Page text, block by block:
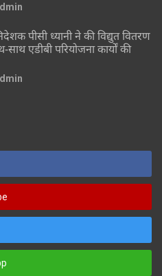
पीसी ध्यानी ने की विद्युत वितरण
एडीबी परियोजना कार्यों की